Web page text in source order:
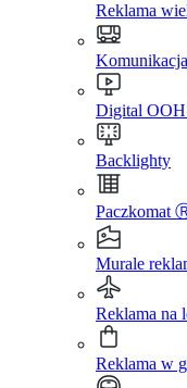
Reklama
Digital
Backlighty
Paczkomat
Murale
Reklama na
Reklama w